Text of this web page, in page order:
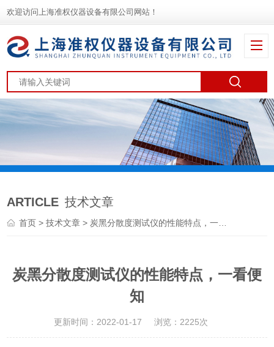
欢迎访问上海准权仪器设备有限公司网站！
ARTICLE 技术文章
首页 >技术文章 > 炭黑分散度测试仪的性能特点，一看便知
炭黑分散度测试仪的性能特点，一看便
知
更新时间：2022-01-17 浏览：2225次